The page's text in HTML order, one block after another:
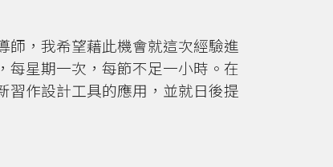
師，我希望藉此機會就這次經驗進
每星期一次，每節不足一小時。在
習作設計工具的應用，並就日後提